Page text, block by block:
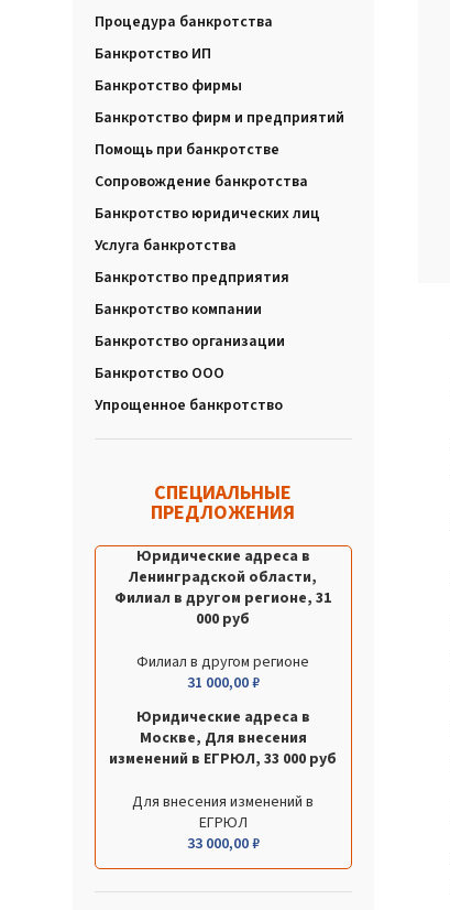
Процедура банкротства
Банкротство ИП
Банкротство фирмы
Банкротство фирм и предприятий
Помощь при банкротстве
Сопровождение банкротства
Банкротство юридических лиц
Услуга банкротства
Банкротство предприятия
Банкротство компании
Банкротство организации
Банкротство ООО
Упрощенное банкротство
СПЕЦИАЛЬНЫЕ
ПРЕДЛОЖЕНИЯ
Юридические адреса в
Ленинградской области,
Филиал в другом регионе, 31
000 руб
Филиал в другом регионе
31 000,00₽
Юридические адреса в
Москве, Для внесения
изменений в ЕГРЮЛ, 33 000 руб
Для внесения изменений в
ЕГРЮЛ
33 000,00₽